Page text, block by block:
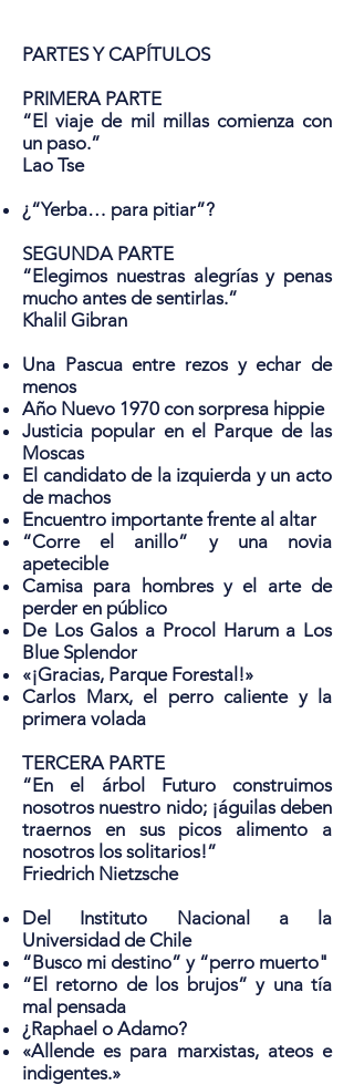
PARTES Y CAPÍTULOS
PRIMERA PARTE
“El viaje de mil millas comienza con
un paso.”
Lao Tse
¿“Yerba… para pitiar”?
SEGUNDA PARTE
“Elegimos nuestras alegrías y penas
mucho antes de sentirlas.”
Khalil Gibran
Una Pascua entre rezos y echar de
menos
Año Nuevo 1970 con sorpresa hippie
Justicia popular en el Parque de las
Moscas
El candidato de la izquierda y un acto
de machos
Encuentro importante frente al altar
“Corre el anillo” y una novia
apetecible
Camisa para hombres y el arte de
perder en público
De Los Galos a Procol Harum a Los
Blue Splendor
«¡Gracias, Parque Forestal!»
Carlos Marx, el perro caliente y la
primera volada
TERCERA PARTE
“En el árbol Futuro construimos
nosotros nuestro nido; ¡águilas deben
traernos en sus picos alimento a
nosotros los solitarios!”
Friedrich Nietzsche
Del Instituto Nacional a la
Universidad de Chile
“Busco mi destino” y “perro muerto"
“El retorno de los brujos” y una tía
mal pensada
¿Raphael o Adamo?
«Allende es para marxistas, ateos e
indigentes.»